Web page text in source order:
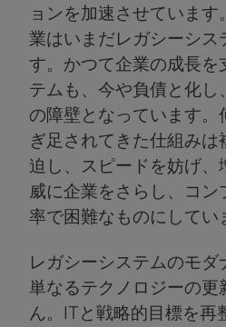
ョンを加速させていま
業はいまだレガシーシス
す。かつて企業の成長を
テムも、今や負債と化し
の障壁となっています。
ぎ足されてきた仕組み
迫し、スピードを妨げ、
威に企業をさらし、コン
率で困難なものにしてい
レガシーシステムのモダ
単なるテクノロジーの更
ん。ITと戦略的目標を再